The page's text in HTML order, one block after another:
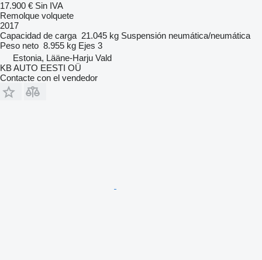
17.900 € Sin IVA
Remolque volquete
2017
Capacidad de carga 21.045 kg Suspensión neumática/neumática
Peso neto 8.955 kg Ejes 3
Estonia, Lääne-Harju Vald
KB AUTO EESTI OÜ
Contacte con el vendedor